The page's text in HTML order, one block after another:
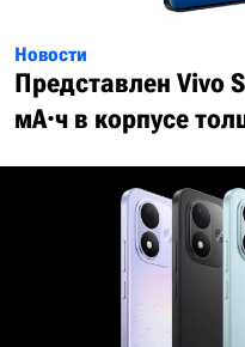
Новости
Представлен Vivo
мА·ч в корпусе